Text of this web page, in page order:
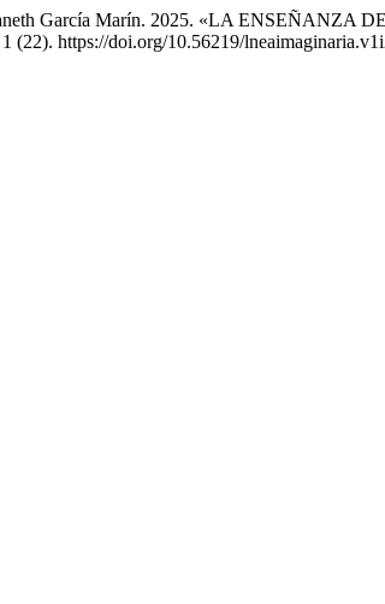
García Marín. 2025. «LA
1 (22). https://doi.org/10.56219/